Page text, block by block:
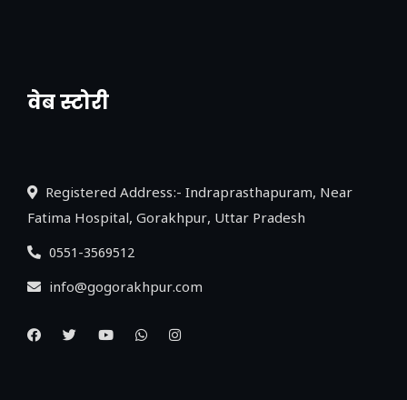
वेब स्टोरी
नया एक्सप्रेसवे: पूर्वांचल का लक, डेवलपमेंट का
Registered Address:- Indraprasthapuram, Near
Fatima Hospital, Gorakhpur, Uttar Pradesh
0551-3569512
info@gogorakhpur.com